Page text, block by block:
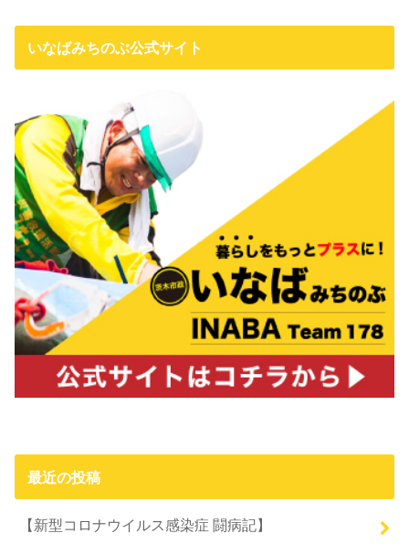
いなばみちのぶ公式サイト
最近の投稿
【新型コロナウイルス感染症 闘病記】